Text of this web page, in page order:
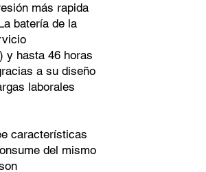
más rapida
batería de la
y hasta 46 horas
a su diseño
laborales
características
del mismo